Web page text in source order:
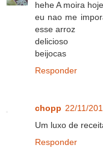
hehe A moira
eu nao me
esse arroz
delicioso
beijocas
Responder
chopp 22/11/
Um luxo de
Responder